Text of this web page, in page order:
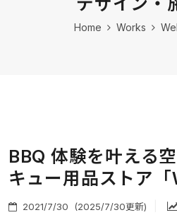
Home Works
BBQ 体験を叶える
キュー用品ストア「
2021/7/30 (2025/7/30更新)